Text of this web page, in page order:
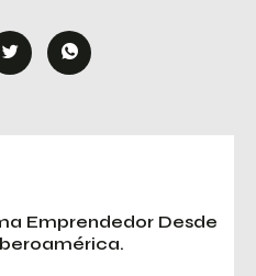
Emprendedor Desde